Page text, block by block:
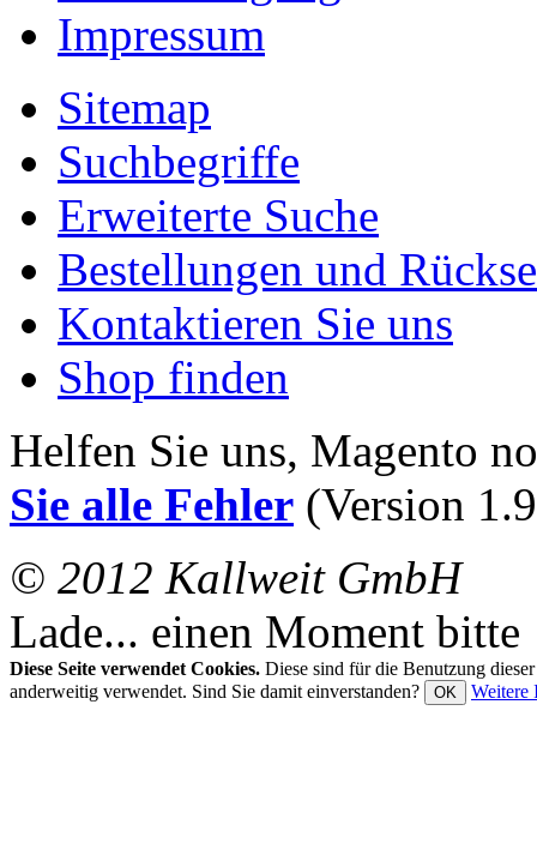
Impressum
Sitemap
Suchbegriffe
Erweiterte Suche
Bestellungen und
Kontaktieren Sie uns
Shop finden
Helfen Sie uns, Magento
Sie alle Fehler (Version
© 2012 Kallweit GmbH
Lade... einen Moment bitte
Diese Seite verwendet Cookies. Diese sind für die Benutzung
anderweitig verwendet. Sind Sie damit einverstanden?
OK Weitere